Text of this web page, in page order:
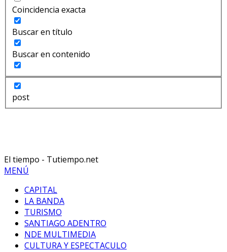
Coincidencia exacta
Buscar en título
Buscar en contenido
post
El tiempo - Tutiempo.net
MENÚ
CAPITAL
LA BANDA
TURISMO
SANTIAGO ADENTRO
NDE MULTIMEDIA
CULTURA Y ESPECTACULO